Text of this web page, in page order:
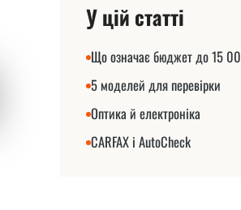
У цій статті
Що означає бюджет до 15
5 моделей для перевірки
Оптика й електроніка
CARFAX і AutoCheck